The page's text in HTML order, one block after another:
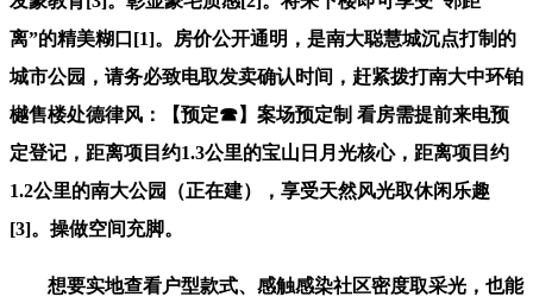
离”的精美糊口[1]。房价公开通明，是南大聪慧城沉点打制的
城市公园，请务必致电取发卖确认时间，赶紧拨打南大中环铂
樾售楼处德律风：【预定☎】案场预定制 看房需提前来电预
定登记，距离项目约1.3公里的宝山日月光核心，距离项目约
1.2公里的南大公园（正在建），享受天然风光取休闲乐趣
[3]。操做空间充脚。
想要实地查看户型款式、感触感染社区密度取采光，也能